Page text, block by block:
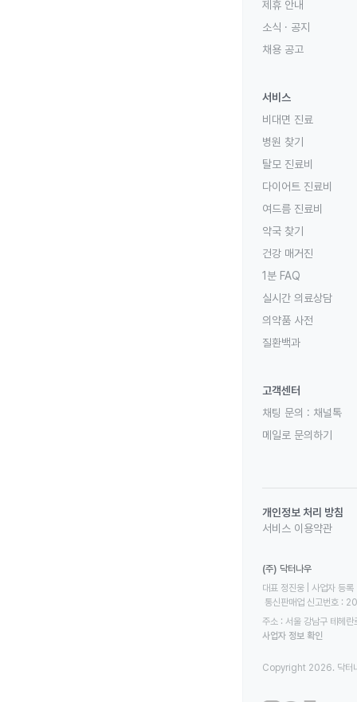
제휴 안내
소식 · 공지
채용 공고
서비스
비대면 진료
병원 찾기
탈모 진료비
다이어트 진료비
여드름 진료비
약국 찾기
건강 매거진
1분 FAQ
실시간 의료상담
의약품 사전
질환백과
고객센터
채팅 문의 : 채널톡
메일로 문의하기
개인정보 처리 방침
서비스 이용약관
(주) 닥터나우
대표 정진웅 | 사업자
통신판매업 신고번호
주소 : 서울 강남구 테헤
사업자 정보 확인
Copyright 2026. 닥터